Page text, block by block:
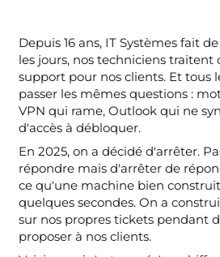
Depuis 16 ans, IT Systèmes fait
les jours, nos techniciens traitent
support pour nos clients. Et tous
passer les mêmes questions :
VPN qui rame, Outlook qui ne
d'accès à débloquer.
En 2025, on a décidé d'arrêter.
répondre mais d'arrêter de
ce qu'une machine bien
quelques secondes. On a
sur nos propres tickets pendant
proposer à nos clients.